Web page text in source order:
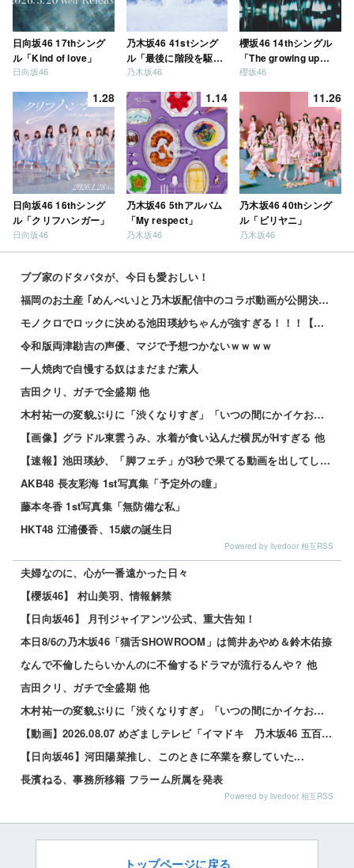
日向坂46 17thシング
ル「Kind of love」
日向坂46
乃木坂46 41stシング
ル「最後に階段を駆け
上がったのはいつ
乃木坂46
櫻坂46 14thシングル
「The growing up
train」
櫻坂46
1.28
日向坂46 16thシング
ル「クリフハンガー」
日向坂46
1.14
乃木坂46 5thアルバム
「My respect」
乃木坂46
11.26
乃木坂46 40thシング
ル「ビリヤニ」
乃木坂46
ブブ家のドタバタが、今日も愛おしい！
福岡のお土産 ｢めんべい｣と乃木坂配信中のコラボ動画が公開決定！！！【乃木坂46】
モノクロでロックに決める池田瑛紗ちゃんが強すぎる！！！【乃木坂46】
令和版両津勘吉の声優、マジで予想つかないｗｗｗｗ
一人焼肉で自慢する奴はまだまだ素人
吉田クリ、ガチで全盛期 他
木村祐一の変貌ぶりに「渋くなりすぎ」「いつの間にかイケおじに」の声 他
【画像】グラドル東雲うみ、水着が食い込んだ横尻がHすぎる 他
【速報】池田瑛紗、「脚フェチ」が3秒で果てる動画を出してしまう・・・
AKB48 長友彩海 1st写真集「予定外の瞳」
藤本冬香 1st写真集「無防備な私」
HKT48 江浦優香、15歳の誕生日
Powered by livedoor 相互RSS
夫婦なのに、心が一番遠かった日々
【櫻坂46】 村山美羽、情報解禁
【日向坂46】 月刊ジャイアンツ公式、重大告知！
本日8/6の乃木坂46「猫舌SHOWROOM」は筒井あやめ＆鈴木佑捺
なんで不倫したらいかんのに不倫するドラマが流行るんや？ 他
吉田クリ、ガチで全盛期 他
木村祐一の変貌ぶりに「渋くなりすぎ」「いつの間にかイケおじに」の声 他
【動画】2026.08.07 めざましテレビ「イマドキ 乃木坂46 五百城茉央」
【日向坂46】河田陽菜推し、このときに卒業を察していた...
長濱ねる、事務所移籍 フラーム所属を発表
Powered by livedoor 相互RSS
トップページに戻る